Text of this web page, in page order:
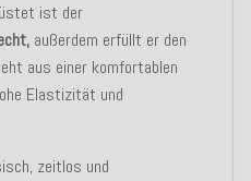
ist der
außerdem erfüllt er den
aus einer komfortablen
Elastizität und
zeitlos und